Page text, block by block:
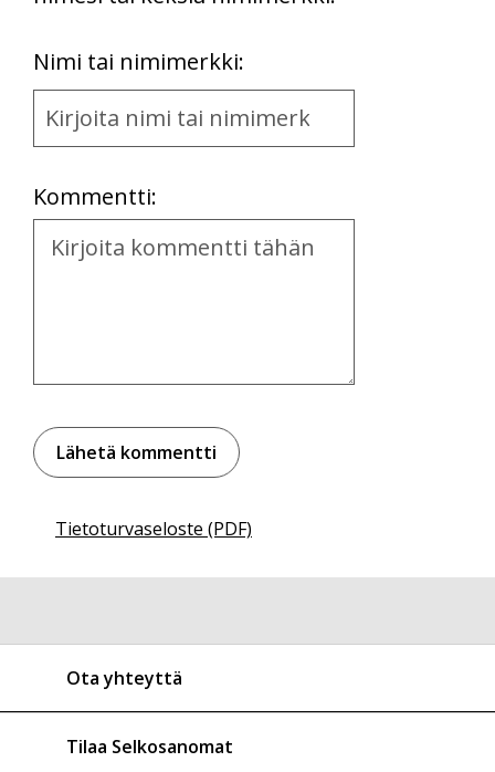
Nimi tai nimimerkki:
Name
and
Kommentti:
Kommentti
Tietoturvaseloste (PDF)
Ota yhteyttä
Tilaa Selkosanomat